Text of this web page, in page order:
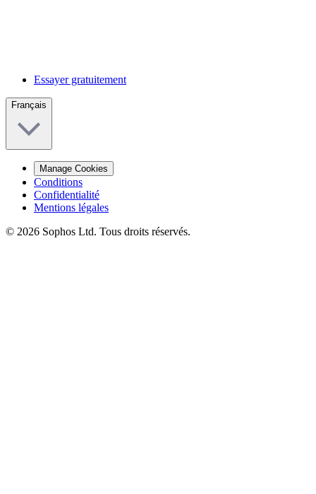
Essayer gratuitement
Français
Manage Cookies
Conditions
Confidentialité
Mentions légales
© 2026 Sophos Ltd. Tous droits réservés.